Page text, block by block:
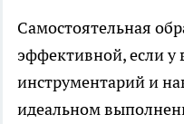
Самостоятельная
эффективной, если у
инструментарий и
идеальном